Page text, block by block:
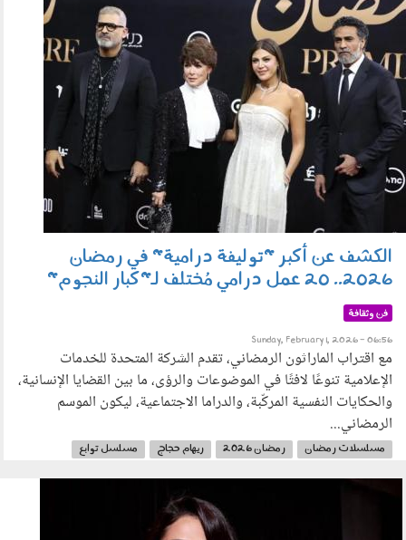
الكشف عن أكبر "توليفة درامية" في رمضان
2026.. 20 عمل درامي مُختلف لـ"كبار النجوم"
فن وثقافة
Sunday, February 1, 2026 - 06:56
مع اقتراب الماراثون الرمضاني، تقدم الشركة المتحدة للخدمات
الإعلامية تنوعًا لافتًا في الموضوعات والرؤى، ما بين القضايا الإنسانية،
والحكايات النفسية المركّبة، والدراما الاجتماعية، ليكون الموسم
الرمضاني...
مسلسلات رمضان رمضان 2026 ريهام حجاج
مسلسل توابع